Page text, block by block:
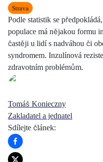
Strava
Podle statistik se
populace má nějakou formu
častěji u lidí s nadváhou či
syndromem. Inzulínová
zdravotním problémům.
Tomáš Konieczny
Zakladatel a jednatel
Sdílejte článek: